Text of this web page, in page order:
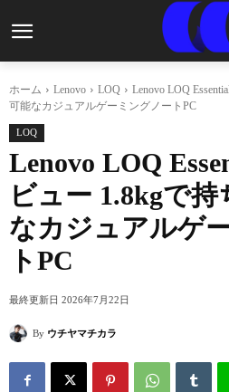
ホーム Lenovo LOQ
Lenovo LOQ
可能なカジュアルゲーミングノートPC
LOQ
Lenovo LOQ
ビュー 1.8kgで
なカジュアルゲ
トPC
最終更新日 2026年7月22日
By ウチヤマチカラ